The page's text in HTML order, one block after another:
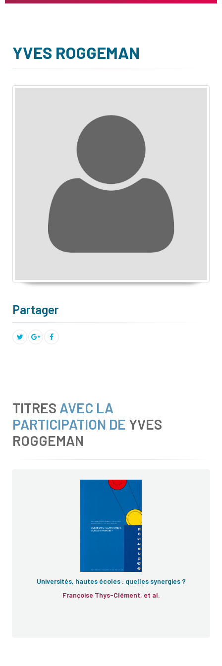
YVES ROGGEMAN
Partager
TITRES AVEC LA
PARTICIPATION DE YVES
ROGGEMAN
Universités, hautes écoles : quelles synergies ?
Françoise Thys-Clément, et al.